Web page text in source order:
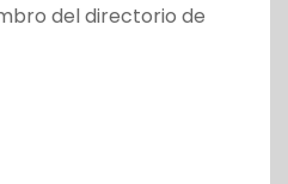
del directorio de